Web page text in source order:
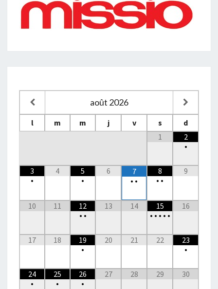
août 2026
l m m j v s
d
1
2
•
3
•
4
5
•
6
7
• •
8
• •
9
10 11
12
• •
13 14
15
• • • • •
16
17 18
19
•
20 21 22
23
•
24
•
25
•
26
•
27 28 29 30